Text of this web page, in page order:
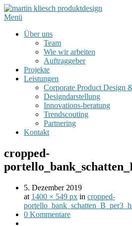
Menü
Über uns
Team
Wie wir arbeiten
Auftraggeber
Projekte
Leistungen
Corporate Product Design
Designdarstellung
Innovations-beratung
Trendscouting
Partnering
Kontakt
cropped-
5. Dezember 2019
at 1400 × 549 px in cropped-
0 Kommentare